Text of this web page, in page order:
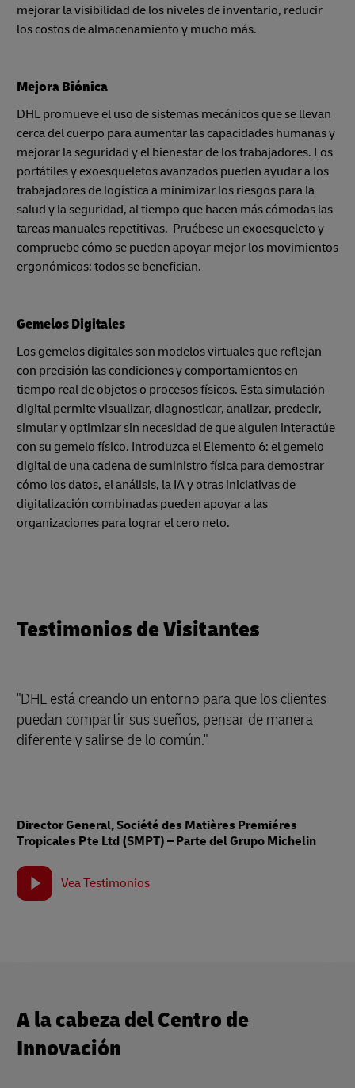
mejorar la visibilidad de los niveles de inventario, reducir
los costos de almacenamiento y mucho más.
Mejora Biónica
DHL promueve el uso de sistemas mecánicos que se llevan
cerca del cuerpo para aumentar las capacidades humanas y
mejorar la seguridad y el bienestar de los trabajadores. Los
portátiles y exoesqueletos avanzados pueden ayudar a los
trabajadores de logística a minimizar los riesgos para la
salud y la seguridad, al tiempo que hacen más cómodas las
tareas manuales repetitivas. Pruébese un exoesqueleto y
compruebe cómo se pueden apoyar mejor los movimientos
ergonómicos: todos se benefician.
Gemelos Digitales
Los gemelos digitales son modelos virtuales que reflejan
con precisión las condiciones y comportamientos en
tiempo real de objetos o procesos físicos. Esta simulación
digital permite visualizar, diagnosticar, analizar, predecir,
simular y optimizar sin necesidad de que alguien interactúe
con su gemelo físico. Introduzca el Elemento 6: el gemelo
digital de una cadena de suministro física para demostrar
cómo los datos, el análisis, la IA y otras iniciativas de
digitalización combinadas pueden apoyar a las
organizaciones para lograr el cero neto.
Testimonios de Visitantes
"DHL está creando un entorno para que los clientes
puedan compartir sus sueños, pensar de manera
diferente y salirse de lo común."
Director General, Société des Matières Premiéres
Tropicales Pte Ltd (SMPT) – Parte del Grupo Michelin
Vea Testimonios
A la cabeza del Centro de
Innovación